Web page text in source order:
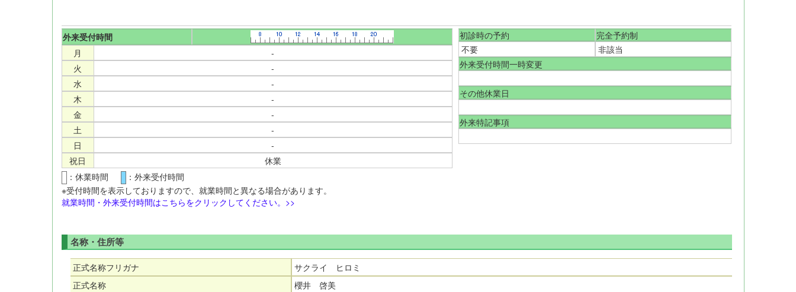
外来受付時間
月
-
火
-
水
-
木
-
金
-
土
-
日
-
祝日
休業
初診時の予約
完全予約制
不要
非該当
外来受付時間一時変更
その他休業日
外来特記事項
：休業時間
：外来受付時間
※受付時間を表示しておりますので、就業時間と異なる場合があります。
就業時間・外来受付時間はこちらをクリックしてください。>>
名称・住所等
正式名称フリガナ
サクライ ヒロミ
正式名称
櫻井 啓美